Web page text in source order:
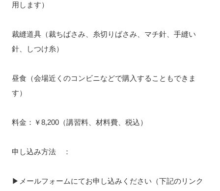
用します）
裁縫道具（裁ちばさみ、糸切りばさみ、マチ針、手縫い
針、しつけ糸）
昼食（会場近くのコンビニなどで購入することもできま
す）
料金：￥8,200（講習料、材料費、税込）
申し込み方法 ：
▶メールフォームにてお申し込みください（下記のリンク